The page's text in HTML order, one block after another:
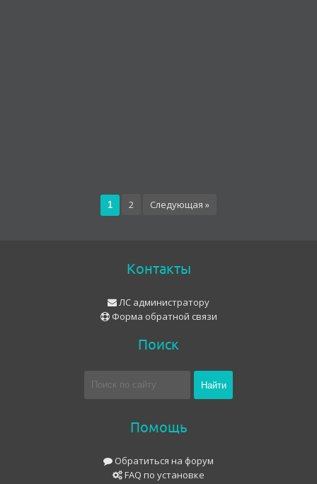
1 2 Следующая »
Контакты
ЛС администратору
Форма обратной связи
Поиск
Помощь
Обратиться на форум
FAQ по установке